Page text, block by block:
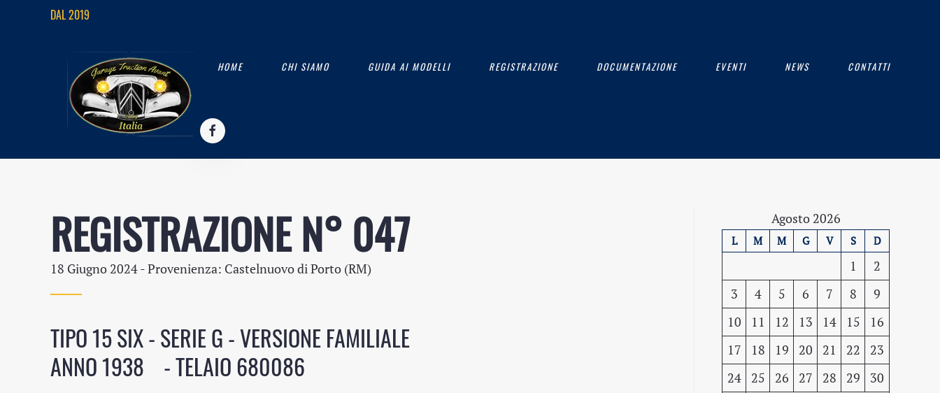
DAL 2019
HOME CHI SIAMO GUIDA AI MODELLI REGISTRAZIONE DOCUMENTAZIONE EVENTI NEWS CONTATTI
REGISTRAZIONE N° 047
18 Giugno 2024- Provenienza: Castelnuovo di Porto (RM)
TIPO 15 SIX - SERIE G - VERSIONE FAMILIALE
ANNO 1938 - TELAIO 680086
Agosto 2026
L M M G V S D
1
2
3
4 5 6 7 8
9
10
11 12 13 14 15
16
17
18 19 20 21 22
23
24
25 26 27 28 29
30